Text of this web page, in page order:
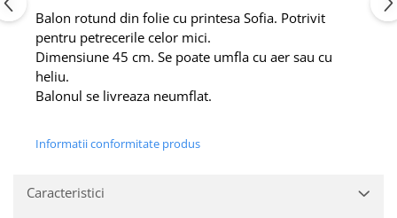
Balon rotund din folie cu printesa Sofia. Potrivit
pentru petrecerile celor mici.
Dimensiune 45 cm. Se poate umfla cu aer sau cu
heliu.
Balonul se livreaza neumflat.
Informatii conformitate produs
Caracteristici